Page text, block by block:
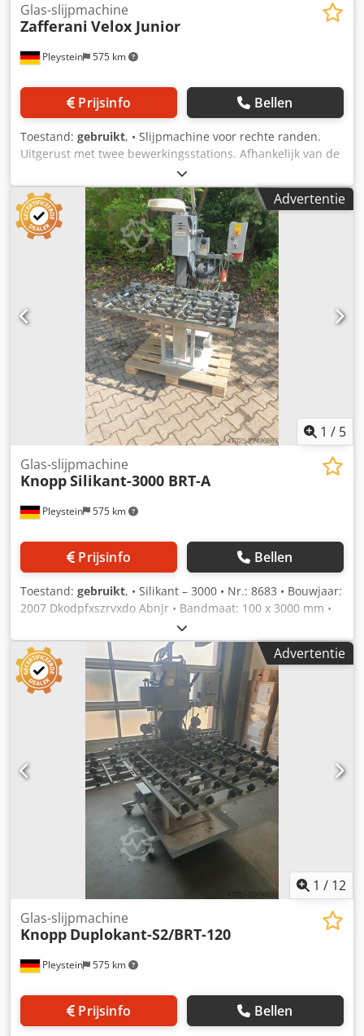
Pleystein 575 km
Glas-slijpmachine
Zafferani Velox Junior
Prijsinfo Bellen
Toestand: gebruikt, • Slijpmachine voor rechte randen.
Uitgerust met twee bewerkingsstations. Afhankelijk van de
gekozen diamantschijf wordt het gewenste profiel gemaakt
en gepolijst. Alle instellingen kunnen eenvoudig en
comfortabel vanaf de voorkant worden uitgevoerd (schijf,
afname, aanstelhoek). • Serienummer: 84082 • Breedte –
0,90 m • Invoer – 1,40 m, uitvoer – 1,40 m • Machine – 1,33
m • Hoogte – 2,05 m • Totale lengte – 4,13 m • Gewicht 1050
kg • Prijs op aanvraag. Djdpfx Abozr Iyajnskr
Advertentie
1 / 5
Pleystein 575 km
Glas-slijpmachine
KnoppSilikant-3000 BRT-A
Prijsinfo Bellen
Toestand: gebruikt, • Silikant – 3000 • Nr.: 8683 • Bouwjaar:
2007 Dkodpfxszrvxdo Abnjr • Bandmaat: 100 x 3000 mm •
Schuurbanden en polijstbanden kunnen apart worden
aangeschaft.
Advertentie
1 / 12
Pleystein 575 km
Glas-slijpmachine
Knopp Duplokant-S2/BRT-120
Prijsinfo Bellen